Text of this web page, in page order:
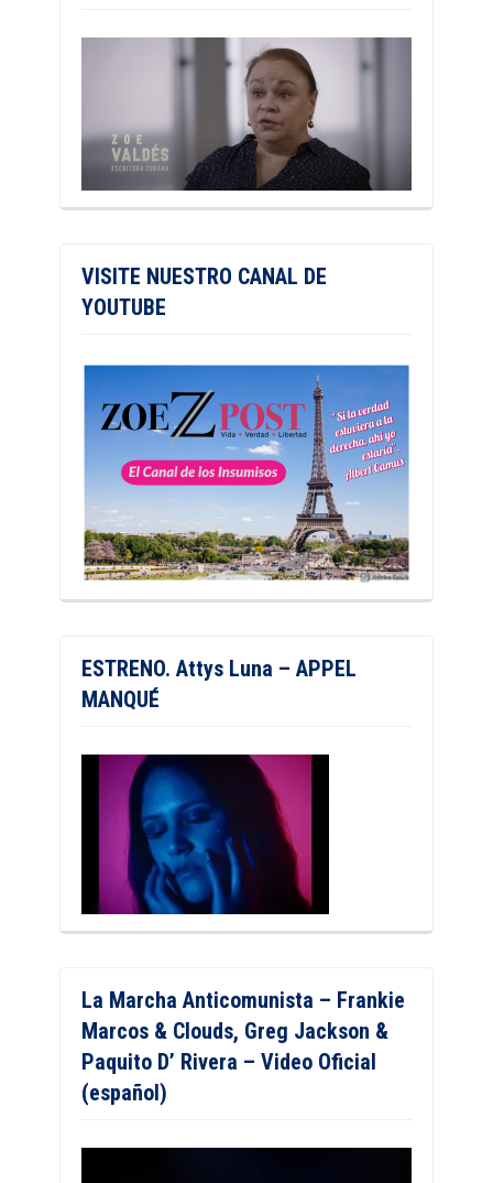
VISITE NUESTRO CANAL DE
YOUTUBE
ESTRENO. Attys Luna – APPEL
MANQUÉ
La Marcha Anticomunista – Frankie
Marcos & Clouds, Greg Jackson &
Paquito D’ Rivera – Video Oficial
(español)